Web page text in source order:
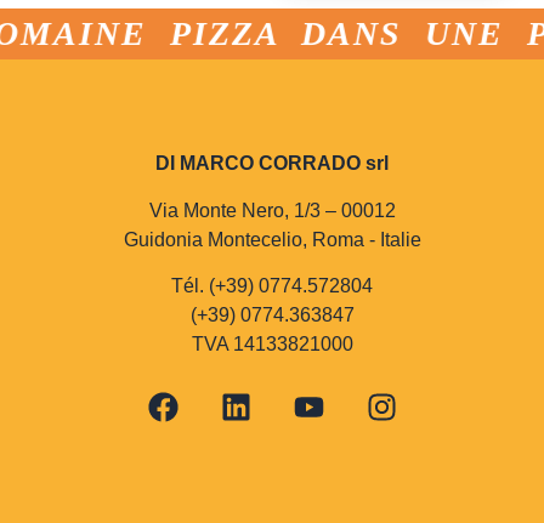
PIZZA DANS UNE
DI MARCO CORRADO srl
Via Monte Nero, 1/3 – 00012
Guidonia Montecelio, Roma - Italie
Tél. (+39) 0774.572804
(+39) 0774.363847
TVA 14133821000